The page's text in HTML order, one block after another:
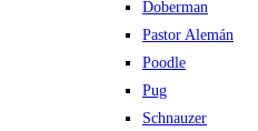
Doberman
Pastor Alemán
Poodle
Pug
Schnauzer